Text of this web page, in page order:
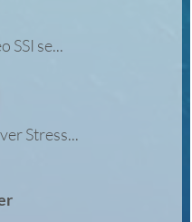
SSI se...
Stress...